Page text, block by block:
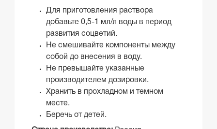
Для приготовления раствора
добавьте 0,5-1 мл/л воды в период
развития соцветий.
Не смешивайте компоненты между
собой до внесения в воду.
Не превышайте указанные
производителем дозировки.
Хранить в прохладном и темном
месте.
Беречь от детей.